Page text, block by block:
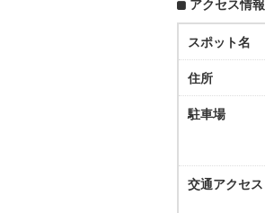
アクセス情報
スポット名
住所
駐車場
交通アクセス